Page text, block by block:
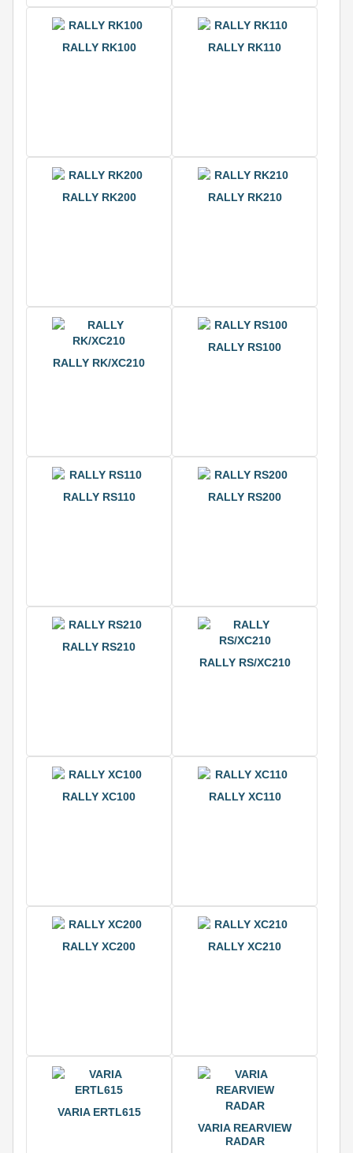
RALLY RK100 RALLY RK110
RALLY RK200 RALLY RK210
RALLY RK/XC210
RALLY RS100
RALLY RS110 RALLY RS200
RALLY RS210
RALLY RS/XC210
RALLY XC100 RALLY XC110
RALLY XC200 RALLY XC210
VARIA ERTL615
VARIA REARVIEW
RADAR